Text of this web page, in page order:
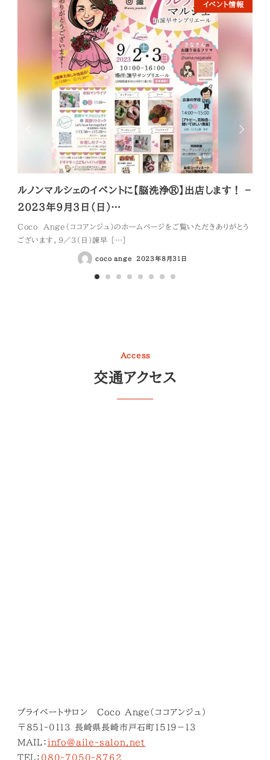
イベント情報
ルノンマルシェのイベントに【脳洗浄®】出店します！ –
2023年９月３日（日）…
Coco Ange（ココアンジュ）のホームページをご覧いただきありがとう
ございます。９／３（日）諫早 […]
coco ange 2023年8月31日
Access
交通アクセス
プライベートサロン Coco Ange(ココアンジュ)
〒851-0113 長崎県長崎市戸石町１５１９−１３
MAIL： info@aile-salon.net
TEL： 080-7050-8762